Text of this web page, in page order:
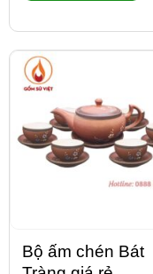
Bộ ấm chén Bát